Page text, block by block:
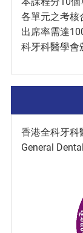
各單元之考核
出席率需達
科牙科醫學會
香港全科牙科
General